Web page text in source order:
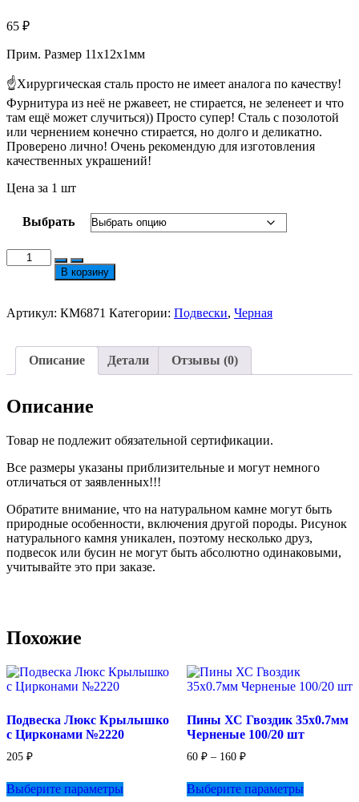
65 ₽
Прим. Размер 11х12х1мм
☝Хирургическая сталь просто не имеет аналога по качеству!
Фурнитура из неё не ржавеет, не стирается, не зеленеет и что
там ещё может случиться)) Просто супер! Сталь с позолотой
или чернением конечно стирается, но долго и деликатно.
Проверено лично! Очень рекомендую для изготовления
качественных украшений!
Цена за 1 шт
Выбрать
Количество
товара
Подвеска
Звездочка
№6871
В корзину
Артикул: КМ6871 Категории: Подвески, Черная
Описание Детали Отзывы (0)
Описание
Товар не подлежит обязательной сертификации.
Все размеры указаны приблизительные и могут немного
отличаться от заявленных!!!
Обратите внимание, что на натуральном камне могут быть
природные особенности, включения другой породы. Рисунок
натурального камня уникален, поэтому несколько друз,
подвесок или бусин не могут быть абсолютно одинаковыми,
учитывайте это при заказе.
Похожие
Подвеска Люкс Крылышко
с Цирконами №2220
205 ₽
Выберите параметры
Пины ХС Гвоздик 35х0.7мм
Черненые 100/20 шт
60 ₽ – 160 ₽Диапазон
60 ₽
–
Выберите параметрытовар